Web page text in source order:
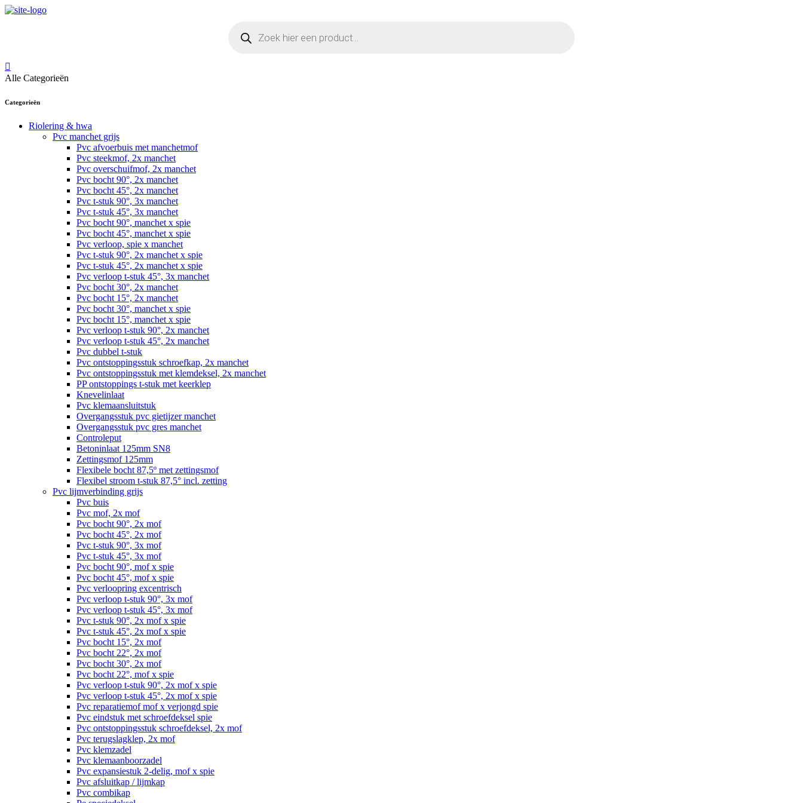
Skip
zoeken
Alle Categorieën
Categorieën
Riolering & hwa
Pvc manchet grijs
Pvc afvoerbuis met manchetmof
Pvc steekmof, 2x manchet
Pvc overschuifmof, 2x manchet
Pvc bocht 90°, 2x manchet
Pvc bocht 45°, 2x manchet
Pvc t-stuk 90°, 3x manchet
Pvc t-stuk 45°, 3x manchet
Pvc bocht 90°, manchet x spie
Pvc bocht 45°, manchet x spie
Pvc verloop, spie x manchet
Pvc t-stuk 90°, 2x manchet x spie
Pvc t-stuk 45°, 2x manchet x spie
Pvc verloop t-stuk 45°, 3x manchet
Pvc bocht 30°, 2x manchet
Pvc bocht 15°, 2x manchet
Pvc bocht 30°, manchet x spie
Pvc bocht 15°, manchet x spie
Pvc verloop t-stuk 90°, 2x manchet
Pvc verloop t-stuk 45°, 2x manchet
Pvc dubbel t-stuk
Pvc ontstoppingsstuk schroefkap, 2x manchet
Pvc ontstoppingsstuk met klemdeksel, 2x manchet
PP ontstoppings t-stuk met keerklep
Knevelinlaat
Pvc klemaansluitstuk
Overgangsstuk pvc gietijzer manchet
Overgangsstuk pvc gres manchet
Controleput
Betoninlaat 125mm SN8
Zettingsmof 125mm
Flexibele bocht 87,5º met zettingsmof
Flexibel stroom t-stuk 87,5° incl. zetting
Pvc lijmverbinding grijs
Pvc buis
Pvc mof, 2x mof
Pvc bocht 90°, 2x mof
Pvc bocht 45°, 2x mof
Pvc t-stuk 90°, 3x mof
Pvc t-stuk 45°, 3x mof
Pvc bocht 90°, mof x spie
Pvc bocht 45°, mof x spie
Pvc verloopring excentrisch
Pvc verloop t-stuk 90°, 3x mof
Pvc verloop t-stuk 45°, 3x mof
Pvc t-stuk 90°, 2x mof x spie
Pvc t-stuk 45°, 2x mof x spie
Pvc bocht 15°, 2x mof
Pvc bocht 22°, 2x mof
Pvc bocht 30°, 2x mof
Pvc bocht 22°, mof x spie
Pvc verloop t-stuk 90°, 2x mof x spie
Pvc verloop t-stuk 45°, 2x mof x spie
Pvc reparatiemof mof x verjongd spie
Pvc eindstuk met schroefdeksel spie
Pvc ontstoppingsstuk schroefdeksel, 2x mof
Pvc terugslagklep, 2x mof
Pvc klemzadel
Pvc klemaanboorzadel
Pvc expansiestuk 2-delig, mof x spie
Pvc afsluitkap / lijmkap
Pvc combikap